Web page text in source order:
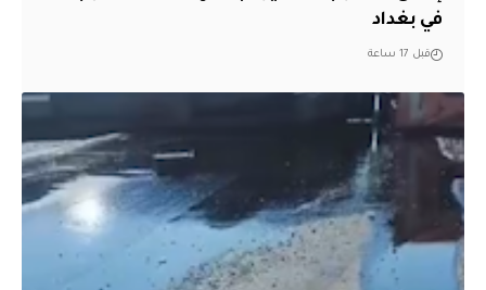
في بغداد
قبل 17 ساعة